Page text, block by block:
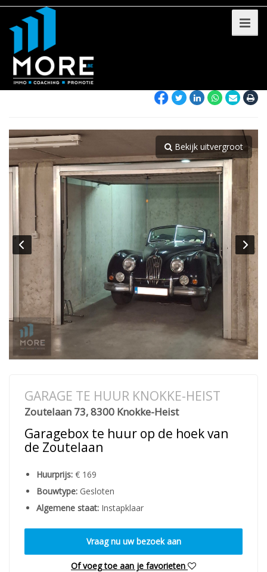
Bekijk uitvergroot
GARAGE TE HUUR KNOKKE-HEIST
Zoutelaan 73, 8300 Knokke-Heist
Garagebox te huur op de hoek van
de Zoutelaan
Huurprijs: € 169
Bouwtype: Gesloten
Algemene staat: Instapklaar
Vraag nu uw bezoek aan
Of voeg toe aan je favorieten